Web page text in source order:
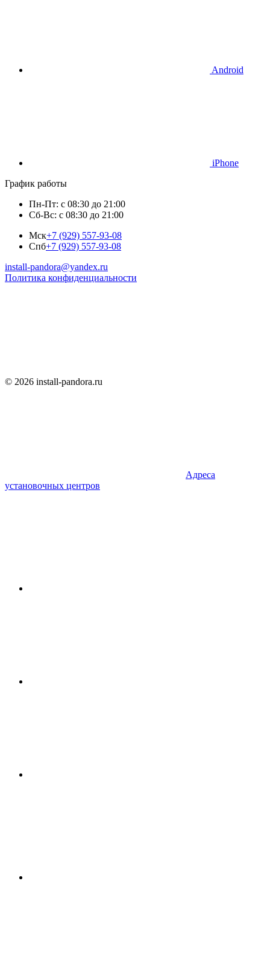
Android
iPhone
График работы
Пн-Пт: с 08:30 до 21:00
Сб-Вс: с 08:30 до 21:00
Мск+7 (929) 557-93-08
Спб+7 (929) 557-93-08
install-pandora@yandex.ru
Политика конфиденциальности
© 2026 install-pandora.ru
Адреса
установочных центров